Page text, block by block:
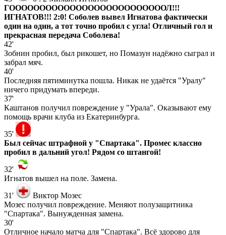
ГООООООООООООООООООООООООООЛ!!!
ИГНАТОВ!!! 2:0! Соболев вывел Игнатова фактически
один на один, а тот точно пробил с угла! Отличный гол и
прекрасная передача Соболева!
42'
Зобнин пробил, был рикошет, но Помазун надёжно сыграл и
забрал мяч.
40'
Последняя пятиминутка пошла. Никак не удаётся "Уралу"
ничего придумать впереди.
37'
Каштанов получил повреждение у "Урала". Оказывают ему
помощь врачи клуба из Екатеринбурга.
35'
Был сейчас штрафной у "Спартака". Промес классно
пробил в дальний угол! Рядом со штангой!
32'
Игнатов вышел на поле. Замена.
31'
Виктор Мозес
Мозес получил повреждение. Меняют полузащитника
"Спартака". Вынужденная замена.
30'
Отличное начало матча для "Спартака". Всё здорово для